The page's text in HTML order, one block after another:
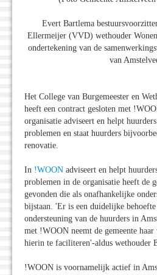
Evert Bartlema
Ellermeijer (VVD) wethouder
ondertekening van de
van
Het College van Burgemeester en
heeft een contract gesloten met
organisatie adviseert en helpt
problemen en staat huurders
renovatie.
In !WOON adviseert en helpt
problemen in de organisatie heeft de
gevonden die als onafhankelijke
bijstaan. 'Er is een duidelijke behoefte
ondersteuning van de huurders in
met !WOON neemt de gemeente
hierin te faciliteren'-aldus wethouder
!WOON is voornamelijk actief in